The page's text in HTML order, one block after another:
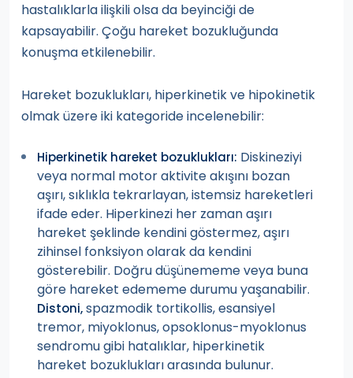
hastalıklarla ilişkili olsa da beyinciği de
kapsayabilir. Çoğu hareket bozukluğunda
konuşma etkilenebilir.
Hareket bozuklukları, hiperkinetik ve hipokinetik
olmak üzere iki kategoride incelenebilir:
Hiperkinetik hareket bozuklukları: Diskineziyi
veya normal motor aktivite akışını bozan
aşırı, sıklıkla tekrarlayan, istemsiz hareketleri
ifade eder. Hiperkinezi her zaman aşırı
hareket şeklinde kendini göstermez, aşırı
zihinsel fonksiyon olarak da kendini
gösterebilir. Doğru düşünememe veya buna
göre hareket edememe durumu yaşanabilir.
Distoni,spazmodik tortikollis, esansiyel
tremor, miyoklonus, opsoklonus-myoklonus
sendromu gibi hatalıklar, hiperkinetik
hareket bozuklukları arasında bulunur.